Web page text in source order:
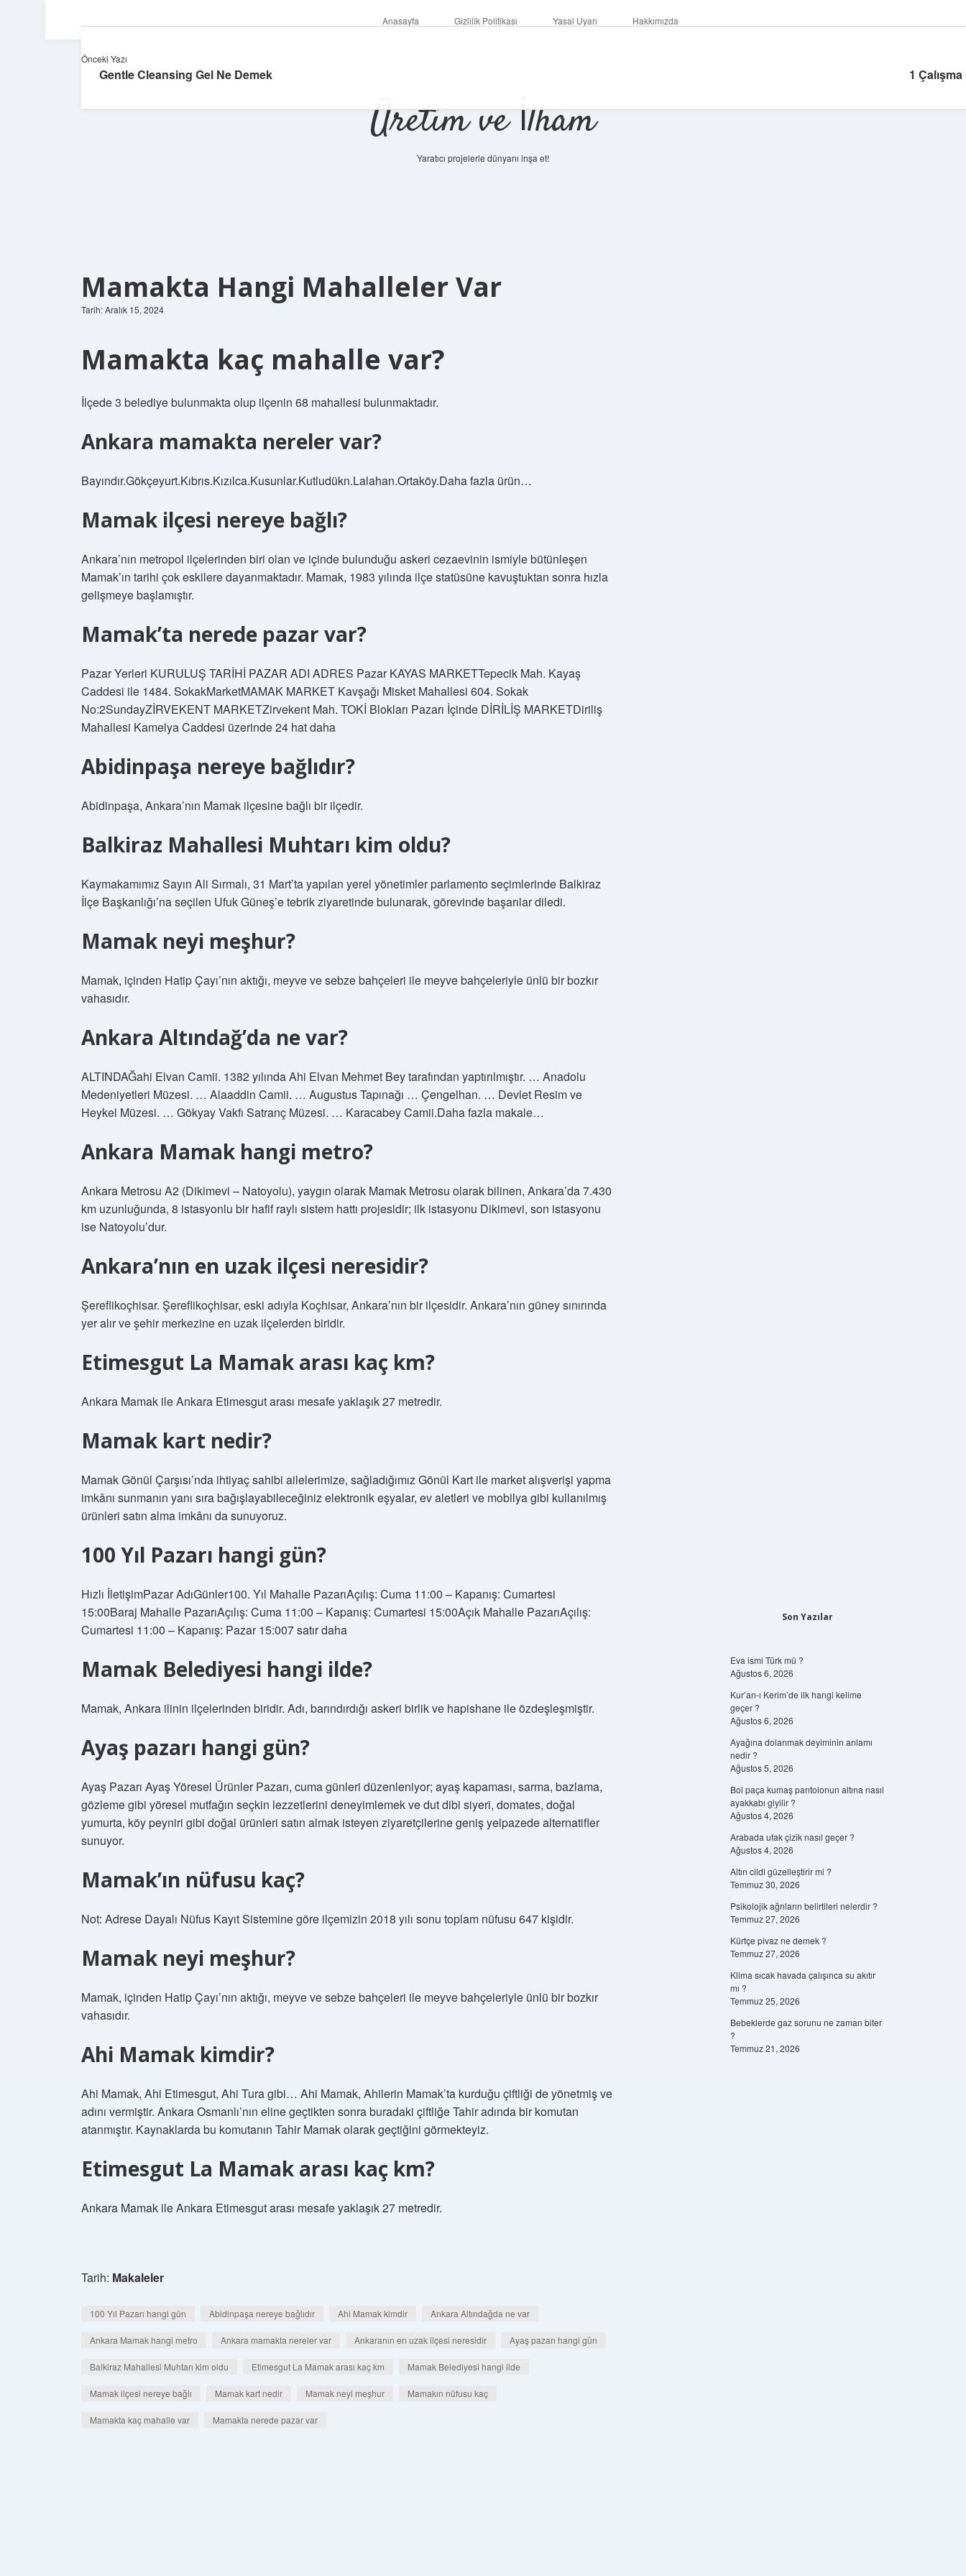
Anasayfa Gizlilik Politikası Yasal Uyarı Hakkımızda
Üretim ve İlham
Yaratıcı projelerle dünyanı inşa et!
Mamakta Hangi Mahalleler Var
Tarih: Aralık 15, 2024
Mamakta kaç mahalle var?
İlçede 3 belediye bulunmakta olup ilçenin 68 mahallesi bulunmaktadır.
Ankara mamakta nereler var?
Bayındır.Gökçeyurt.Kıbrıs.Kızılca.Kusunlar.Kutludükn.Lalahan.Ortaköy.Daha fazla ürün…
Mamak ilçesi nereye bağlı?
Ankara’nın metropol ilçelerinden biri olan ve içinde bulunduğu askeri cezaevinin ismiyle bütünleşen
Mamak’ın tarihi çok eskilere dayanmaktadır. Mamak, 1983 yılında ilçe statüsüne kavuştuktan sonra hızla
gelişmeye başlamıştır.
Mamak’ta nerede pazar var?
Pazar Yerleri KURULUŞ TARİHİ PAZAR ADI ADRES Pazar KAYAS MARKETTepecik Mah. Kayaş
Caddesi ile 1484. SokakMarketMAMAK MARKET Kavşağı Misket Mahallesi 604. Sokak
No:2SundayZİRVEKENT MARKETZirvekent Mah. TOKİ Blokları Pazarı İçinde DİRİLİŞ MARKETDiriliş
Mahallesi Kamelya Caddesi üzerinde 24 hat daha
Abidinpaşa nereye bağlıdır?
Abidinpaşa, Ankara’nın Mamak ilçesine bağlı bir ilçedir.
Balkiraz Mahallesi Muhtarı kim oldu?
Kaymakamımız Sayın Ali Sırmalı, 31 Mart’ta yapılan yerel yönetimler parlamento seçimlerinde Balkiraz
İlçe Başkanlığı’na seçilen Ufuk Güneş’e tebrik ziyaretinde bulunarak, görevinde başarılar diledi.
Mamak neyi meşhur?
Mamak, içinden Hatip Çayı’nın aktığı, meyve ve sebze bahçeleri ile meyve bahçeleriyle ünlü bir bozkır
vahasıdır.
Ankara Altındağ’da ne var?
ALTINDAĞahi Elvan Camii. 1382 yılında Ahi Elvan Mehmet Bey tarafından yaptırılmıştır. … Anadolu
Medeniyetleri Müzesi. … Alaaddin Camii. … Augustus Tapınağı … Çengelhan. … Devlet Resim ve
Heykel Müzesi. … Gökyay Vakfı Satranç Müzesi. … Karacabey Camii.Daha fazla makale…
Ankara Mamak hangi metro?
Ankara Metrosu A2 (Dikimevi – Natoyolu), yaygın olarak Mamak Metrosu olarak bilinen, Ankara’da 7.430
km uzunluğunda, 8 istasyonlu bir hafif raylı sistem hattı projesidir; ilk istasyonu Dikimevi, son istasyonu
ise Natoyolu’dur.
Ankara’nın en uzak ilçesi neresidir?
Şereflikoçhisar. Şereflikoçhisar, eski adıyla Koçhisar, Ankara’nın bir ilçesidir. Ankara’nın güney sınırında
yer alır ve şehir merkezine en uzak ilçelerden biridir.
Etimesgut La Mamak arası kaç km?
Ankara Mamak ile Ankara Etimesgut arası mesafe yaklaşık 27 metredir.
Mamak kart nedir?
Mamak Gönül Çarşısı’nda ihtiyaç sahibi ailelerimize, sağladığımız Gönül Kart ile market alışverişi yapma
imkânı sunmanın yanı sıra bağışlayabileceğiniz elektronik eşyalar, ev aletleri ve mobilya gibi kullanılmış
ürünleri satın alma imkânı da sunuyoruz.
100 Yıl Pazarı hangi gün?
Hızlı İletişimPazar AdıGünler100. Yıl Mahalle PazarıAçılış: Cuma 11:00 – Kapanış: Cumartesi
15:00Baraj Mahalle PazarıAçılış: Cuma 11:00 – Kapanış: Cumartesi 15:00Açık Mahalle PazarıAçılış:
Cumartesi 11:00 – Kapanış: Pazar 15:007 satır daha
Mamak Belediyesi hangi ilde?
Mamak, Ankara ilinin ilçelerinden biridir. Adı, barındırdığı askeri birlik ve hapishane ile özdeşleşmiştir.
Ayaş pazarı hangi gün?
Ayaş Pazarı Ayaş Yöresel Ürünler Pazarı, cuma günleri düzenleniyor; ayaş kapaması, sarma, bazlama,
gözleme gibi yöresel mutfağın seçkin lezzetlerini deneyimlemek ve dut dibi siyeri, domates, doğal
yumurta, köy peyniri gibi doğal ürünleri satın almak isteyen ziyaretçilerine geniş yelpazede alternatifler
sunuyor.
Mamak’ın nüfusu kaç?
Not: Adrese Dayalı Nüfus Kayıt Sistemine göre ilçemizin 2018 yılı sonu toplam nüfusu 647 kişidir.
Mamak neyi meşhur?
Mamak, içinden Hatip Çayı’nın aktığı, meyve ve sebze bahçeleri ile meyve bahçeleriyle ünlü bir bozkır
vahasıdır.
Ahi Mamak kimdir?
Ahi Mamak, Ahi Etimesgut, Ahi Tura gibi… Ahi Mamak, Ahilerin Mamak’ta kurduğu çiftliği de yönetmiş ve
adını vermiştir. Ankara Osmanlı’nın eline geçtikten sonra buradaki çiftliğe Tahir adında bir komutan
atanmıştır. Kaynaklarda bu komutanın Tahir Mamak olarak geçtiğini görmekteyiz.
Etimesgut La Mamak arası kaç km?
Ankara Mamak ile Ankara Etimesgut arası mesafe yaklaşık 27 metredir.
Tarih: Makaleler
100 Yıl Pazarı hangi gün Abidinpaşa nereye bağlıdır Ahi Mamak kimdir Ankara Altındağda ne var
Ankara Mamak hangi metro Ankara mamakta nereler var Ankaranın en uzak ilçesi neresidir Ayaş pazarı hangi gün
Balkiraz Mahallesi Muhtarı kim oldu Etimesgut La Mamak arası kaç km Mamak Belediyesi hangi ilde
Mamak ilçesi nereye bağlı Mamak kart nedir Mamak neyi meşhur Mamakın nüfusu kaç
Mamakta kaç mahalle var Mamakta nerede pazar var
Önceki Yazı
Gentle Cleansing Gel Ne Demek 1
Son Yazılar
Eva ismi Türk mü ?
Ağustos 6, 2026
Kur’an-ı Kerim’de ilk hangi kelime
geçer ?
Ağustos 6, 2026
Ayağına dolanmak deyiminin anlamı
nedir ?
Ağustos 5, 2026
Bol paça kumaş pantolonun altına nasıl
ayakkabı giyilir ?
Ağustos 4, 2026
Arabada ufak çizik nasıl geçer ?
Ağustos 4, 2026
Altın cildi güzelleştirir mi ?
Temmuz 30, 2026
Psikolojik ağrıların belirtileri nelerdir ?
Temmuz 27, 2026
Kürtçe pivaz ne demek ?
Temmuz 27, 2026
Klima sıcak havada çalışınca su akıtır
mı ?
Temmuz 25, 2026
Bebeklerde gaz sorunu ne zaman biter
?
Temmuz 21, 2026